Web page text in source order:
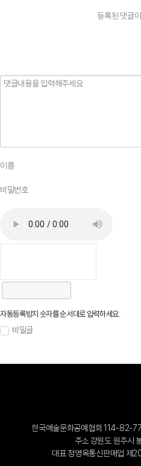
등록된 댓글
자동등록방지 숫자를 순서대로 입력하세요.
비밀글
한국예술문화공예협회 114-82-
주소 강원도 원주시
대표 정영옥통신판매업 제